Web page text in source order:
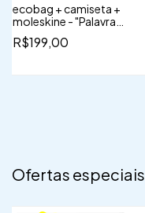
ecobag + camiseta +
moleskine - "Palavra
(s.f.)"
R$199,00
Ofertas especiais